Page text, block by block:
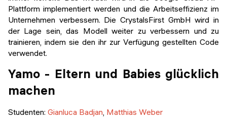
Plattform implementiert werden und die Arbeitseffizienz im
Unternehmen verbessern. Die CrystalsFirst GmbH wird in
der Lage sein, das Modell weiter zu verbessern und zu
trainieren, indem sie den ihr zur Verfügung gestellten Code
verwendet.
Yamo - Eltern und Babies glücklich
machen
Studenten: Gianluca Badjan Matthias Weber